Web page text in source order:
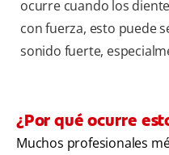
ocurre cuando los
con fuerza, esto puede
sonido fuerte,
¿Por qué ocurre
Muchos profesionales